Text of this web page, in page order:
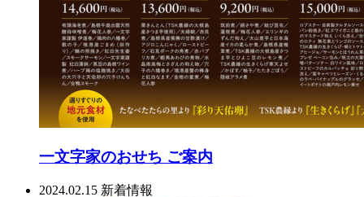
一文字家のおせち ご案内
2024.02.15 新着情報